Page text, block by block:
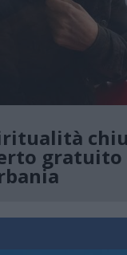
gratuito